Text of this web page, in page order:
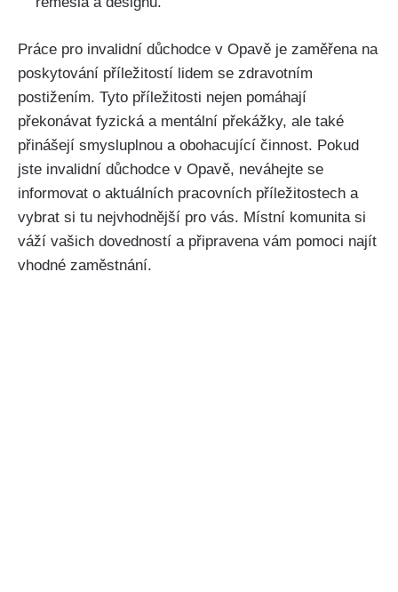
Práce pro invalidní důchodce v Opavě je zaměřena na
poskytování příležitostí lidem se zdravotním
postižením. Tyto příležitosti nejen pomáhají
překonávat fyzická a mentální překážky, ale také
přinášejí smysluplnou a obohacující činnost. Pokud
jste invalidní důchodce v Opavě, neváhejte se
informovat o aktuálních pracovních příležitostech a
vybrat si tu nejvhodnější pro vás. Místní komunita si
váží vašich dovedností a připravena vám pomoci najít
vhodné zaměstnání.